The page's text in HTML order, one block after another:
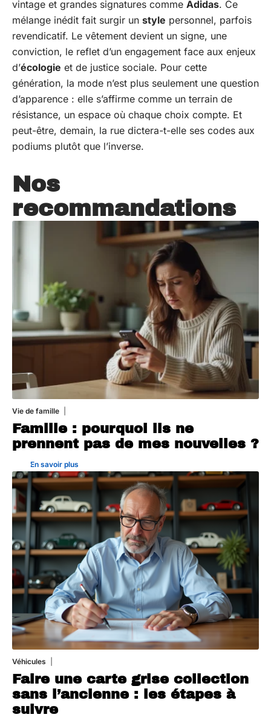
vintage et grandes signatures comme Adidas. Ce
mélange inédit fait surgir un style personnel, parfois
revendicatif. Le vêtement devient un signe, une
conviction, le reflet d’un engagement face aux enjeux
d’écologie et de justice sociale. Pour cette
génération, la mode n’est plus seulement une question
d’apparence : elle s’affirme comme un terrain de
résistance, un espace où chaque choix compte. Et
peut-être, demain, la rue dictera-t-elle ses codes aux
podiums plutôt que l’inverse.
Nos
recommandations
Vie de famille
Famille : pourquoi ils ne
prennent pas de mes nouvelles ?
En savoir plus
Véhicules
Faire une carte grise collection
sans l’ancienne : les étapes à
suivre